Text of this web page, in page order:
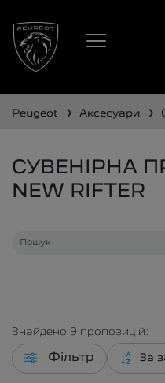
peugeot ❯ аксесуари ❯
СУВЕНІРНА
NEW RIFTER
Знайдено 9 пропозицій:
Фільтр